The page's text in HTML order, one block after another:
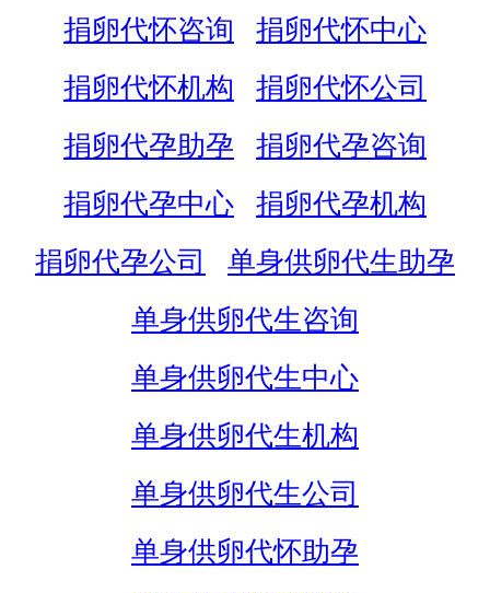
捐卵代怀咨询
捐卵代怀中心
捐卵代怀机构
捐卵代怀公司
捐卵代孕助孕
捐卵代孕咨询
捐卵代孕中心
捐卵代孕机构
捐卵代孕公司
单身供卵代生助孕
单身供卵代生咨询
单身供卵代生中心
单身供卵代生机构
单身供卵代生公司
单身供卵代怀助孕